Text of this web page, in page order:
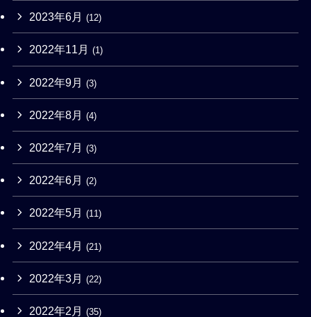
2023年6月 (12)
2022年11月 (1)
2022年9月 (3)
2022年8月 (4)
2022年7月 (3)
2022年6月 (2)
2022年5月 (11)
2022年4月 (21)
2022年3月 (22)
2022年2月 (35)